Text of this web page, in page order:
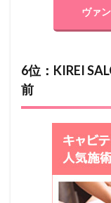
ヴァ
6位：KIREI
前